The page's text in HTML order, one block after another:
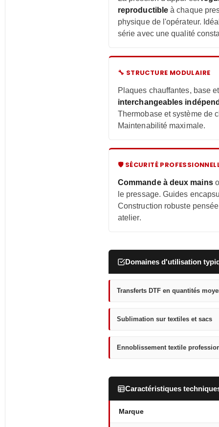
reproductible à chaque
physique de l'opérateur.
série avec une qualité
🔧 STRUCTURE MODULAIRE
Plaques chauffantes, base
interchangeables
Thermobase et système de
Maintenabilité maximale.
🛡 SÉCURITÉ
Commande à deux mains
le pressage. Guides
Construction robuste
atelier.
Domaines d'utilisation
Transferts DTF en quantités
Sublimation sur textiles et sacs
Ennoblissement textile
Caractéristiques
Marque